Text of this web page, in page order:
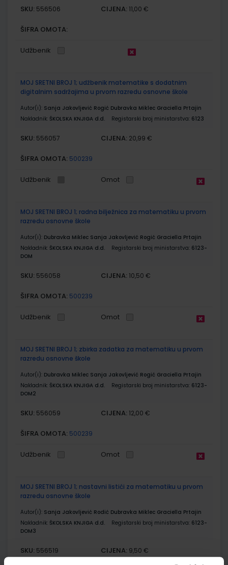
SKU: 556506 CIJENA: 11,00 €
ŠIFRA OMOTA:
Udžbenik
MOJ SRETNI BROJ 1; udžbenik matematike s dodatnim
digitalnim sadržajima u prvom razredu osnovne škole
Autor(i): Sanja Jakovljević Rogić Dubravka Miklec Graciella Prtajin
Nakladnik: ŠKOLSKA KNJIGA d.d. Registarski broj ministarstva: 6123
SKU: 556057 CIJENA: 20,99 €
ŠIFRA OMOTA: 500239
Udžbenik Omot
MOJ SRETNI BROJ 1; radna bilježnica za matematiku u prvom
razredu osnovne škole
Autor(i): Dubravka Miklec Sanja Jakovljević Rogić Graciella Prtajin
Nakladnik: ŠKOLSKA KNJIGA d.d. Registarski broj ministarstva: 6123-
DOM
SKU: 556058 CIJENA: 10,50 €
ŠIFRA OMOTA: 500239
Udžbenik Omot
MOJ SRETNI BROJ 1; zbirka zadatka za matematiku u prvom
razredu osnovne škole
Autor(i): Dubravka Miklec Sanja Jakovljević Rogić Graciella Prtajin
Nakladnik: ŠKOLSKA KNJIGA d.d. Registarski broj ministarstva: 6123-
DOM2
SKU: 556059 CIJENA: 12,00 €
ŠIFRA OMOTA: 500239
Udžbenik Omot
MOJ SRETNI BROJ 1; nastavni listići za matematiku u prvom
razredu osnovne škole
Autor(i): Sanja Jakovljević Rodić Dubravka Miklec Graciella Prtajin
Nakladnik: ŠKOLSKA KNJIGA d.d. Registarski broj ministarstva: 6123-
DOM3
SKU: 556519 CIJENA: 9,50 €